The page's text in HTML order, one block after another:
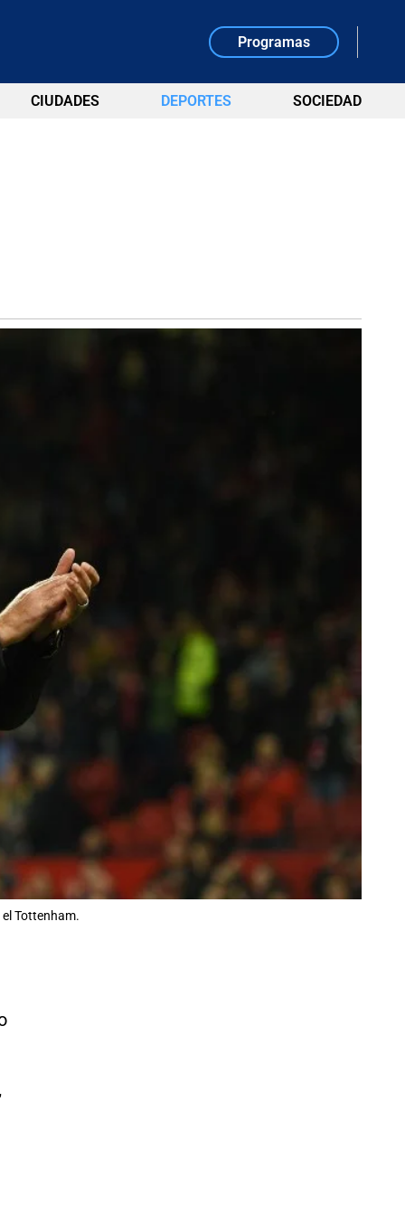
Programas
CIUDADES DEPORTES SOCIEDAD
Tottenham.